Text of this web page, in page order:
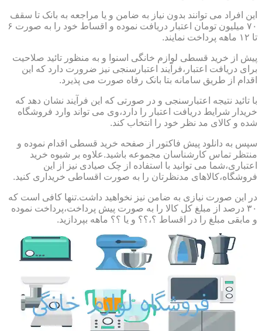
این افراد می توانند بدون نیاز به ضامن و یا مراجعه به بانک تا سقف
۷۰ میلیون تومان اعتبار دریافت نموده و اقساط خود را به صورت ۶
تا ۱۲ ماهه پرداخت نمایند.
پیش از خرید قسطی لوازم خانگی اسنوا و به منظور تائید صلاحیت
برای دریافت اعتبار،فرآیند اعتبارسنجی نیز ضرورت دارد که این
اقدام از طریق سامانه بتا بانک رفاه صورت می پذیرد.
با تائید نتیجه اعتبارسنجی و در صورتی که این فرآیند نشان دهد که
خریدار شرایط دریافت اعتبار را دارد،وی می تواند وارد فروشگاه
شده و کالای مد نظر خود را انتخاب کند.
سپس به دانلود پیش فاکتور از صفحه خرید قسطی اقدام نموده و
منتظر تماس کارشناسان مجموعه باشید.علاوه بر شیوه خرید
اعتباری،شما می توانید با استفاده از چک صیادی نیز از این
فروشگاه،کالاهای مدنظرتان را به صورت اقساطی خریداری کنید.
در این صورت نیازی به ضامن نیز نخواهید داشت.تنها کافی است که
۳۰ درصد از مبلغ کل کالا را به صورت پیش پرداخت،پرداخت نموده
و مابقی مبلغ را در اقساط ؟،؟؟ و یا ؟؟ ماهه بپردازید.